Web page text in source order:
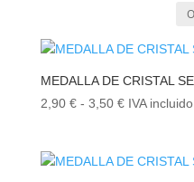
MEDALLA DE CRISTAL
2,90 € - 3,50 €Rango
desde
IVA incluido